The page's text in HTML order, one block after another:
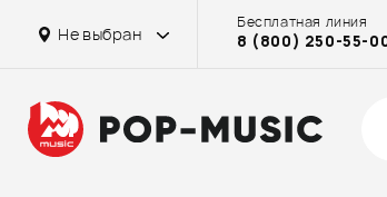
Не выбран
Бесплатная линия
8 (800) 250-55-